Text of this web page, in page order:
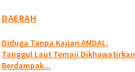
DAERAH
Diduga Tanpa Kajian AMDAL,
Tanggul Laut Temaji Dikhawatirkan
Berdampak...